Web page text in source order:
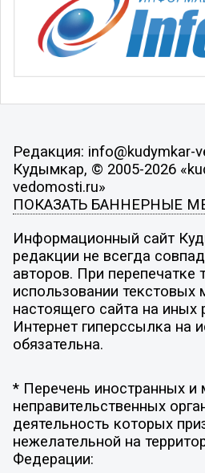
Редакция: info@kudymkar-
Кудымкар, © 2005-2026
vedomosti.ru»
ПОКАЗАТЬ БАННЕРНЫЕ
Информационный сайт
редакции не всегда
авторов. При перепечатке
использовании текстовых
настоящего сайта на иных
Интернет гиперссылка на
обязательна.
* Перечень иностранных
неправительственных
деятельность которых
нежелательной на
Федерации: